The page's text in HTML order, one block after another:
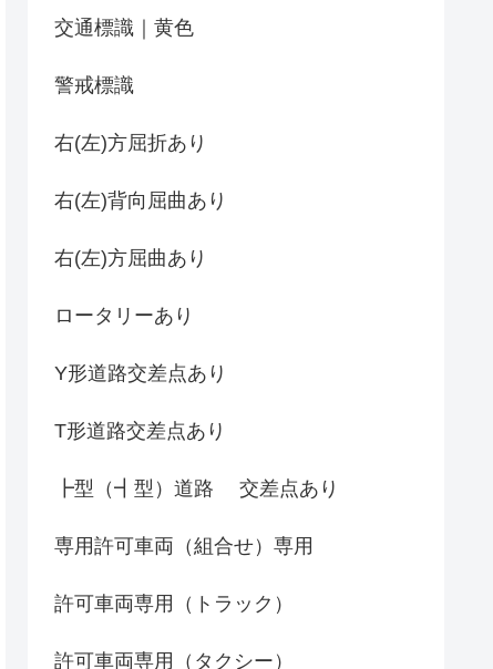
交通標識｜黄色
警戒標識
右(左)方屈折あり
右(左)背向屈曲あり
右(左)方屈曲あり
ロータリーあり
Y形道路交差点あり
T形道路交差点あり
┣型（┫型）道路 交差点あり
専用許可車両（組合せ）専用
許可車両専用（トラック）
許可車両専用（タクシー）